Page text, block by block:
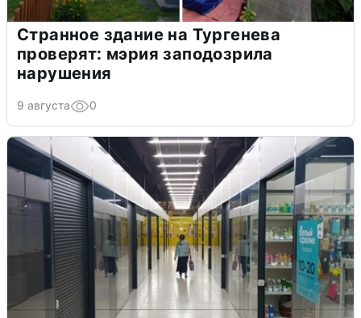
Странное здание на Тургенева
проверят: мэрия заподозрила
нарушения
9 августа 0